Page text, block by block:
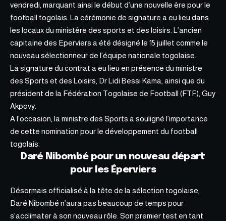
vendredi, marquant ainsi le début d’une nouvelle ère pour le
football togolais. La cérémonie de signature a eu lieu dans
les locaux du ministère des sports et des loisirs. L’ancien
capitaine des Eperviers a été désigné le 15 juillet comme le
nouveau sélectionneur de l’équipe nationale togolaise.
La signature du contrat a eu lieu en présence du ministre
des Sports et des Loisirs, Dr Lidi Bessi Kama, ainsi que du
président de la Fédération Togolaise de Football (FTF) , Guy
Akpovy.
A l’occasion, la ministre des Sports a souligné l’importance
de cette nomination pour le développement du football
togolais.
Daré Nibombé pour un nouveau départ
pour les Éperviers
Désormais officialisé à la tête de la sélection togolaise,
Daré Nibombé n’aura pas beaucoup de temps pour
s’acclimater à son nouveau rôle. Son premier test en tant